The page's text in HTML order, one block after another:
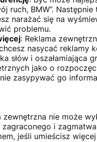
ruch, BMW”.
narażać się na
problemu.
: Reklama
nasycać reklamy
słów i oszałamiająca
jako o
zasypywać go
zewnętrzna nie może
i
jeśli umieścisz